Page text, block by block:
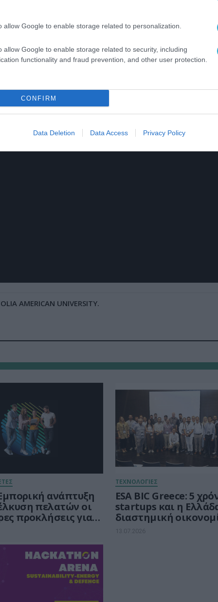
allow Google to enable storage related to personalization.
allow Google to enable storage related to security, including
functionality and fraud prevention, and other user protection.
CONFIRM
Data Deletion Data Access Privacy Policy
παρακάτω σύνδεσμο:
AMERICAN UNIVERSITY.
ανάπτυξη
πελατών οι
προκλήσεις για
scale-ups
ΤΕΧΝΟΛΟΓΙΕΣ
ESA BIC Greece: 5
startups και η
διαστημική
13.07.2026